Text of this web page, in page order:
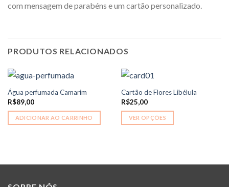
com mensagem de parabéns e um cartão personalizado.
PRODUTOS RELACIONADOS
Água perfumada Camarim
R$89,00
ADICIONAR AO CARRINHO
Cartão de Flores Libélula
R$25,00
VER OPÇÕES